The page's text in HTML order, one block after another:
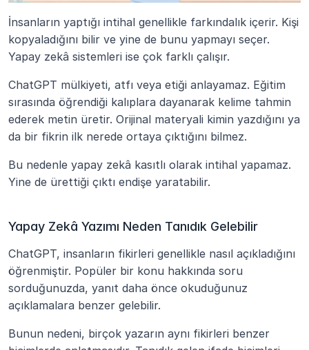
İnsanların yaptığı intihal genellikle farkındalık içerir. Kişi
kopyaladığını bilir ve yine de bunu yapmayı seçer.
Yapay zekâ sistemleri ise çok farklı çalışır.
ChatGPT mülkiyeti, atfı veya etiği anlayamaz. Eğitim
sırasında öğrendiği kalıplara dayanarak kelime tahmin
ederek metin üretir. Orijinal materyali kimin yazdığını ya
da bir fikrin ilk nerede ortaya çıktığını bilmez.
Bu nedenle yapay zekâ kasıtlı olarak intihal yapamaz.
Yine de ürettiği çıktı endişe yaratabilir.
Yapay Zekâ Yazımı Neden Tanıdık Gelebilir
ChatGPT, insanların fikirleri genellikle nasıl açıkladığını
öğrenmiştir. Popüler bir konu hakkında soru
sorduğunuzda, yanıt daha önce okuduğunuz
açıklamalara benzer gelebilir.
Bunun nedeni, birçok yazarın aynı fikirleri benzer